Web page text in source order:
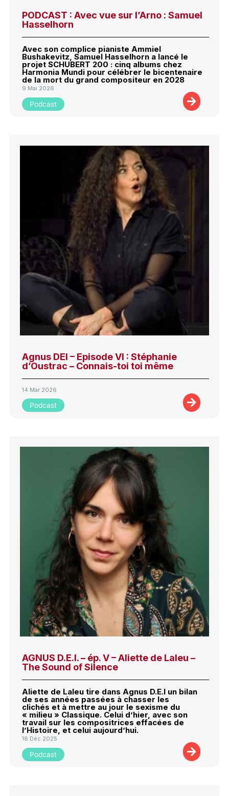
PODCAST : Avec vue sur l’Arno : Samuel
Hasselhorn
Avec son complice pianiste Ammiel
Bushakevitz, Samuel Hasselhorn a lancé le
projet SCHUBERT 200 : cinq albums chez
Harmonia Mundi pour célébrer le bicentenaire
de la mort du grand compositeur en 2028
9 Mai 2026
Podcast
Agnus DEI – Episode VI : Stéphanie
d’Oustrac – Connais-toi toi même
14 Mar 2026
Podcast
AGNUS D.E.I. – ép. V – Aliette de Laleu –
The Sound of Silence
Aliette de Laleu tire dans Agnus D.E.I un bilan
de ses années passées à chasser les
clichés et à mettre au jour le sexisme du
« milieu » Classique. Celui d’hier, avec son
travail sur les compositrices effacées de
l’Histoire, et celui aujourd’hui.
18 Déc 2025
Podcast